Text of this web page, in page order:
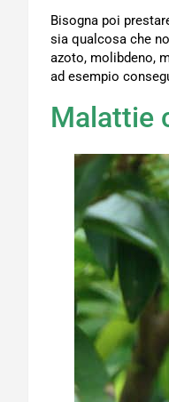
Bisogna poi
sia qualcosa che
azoto, molibdeno,
ad esempio
Malattie